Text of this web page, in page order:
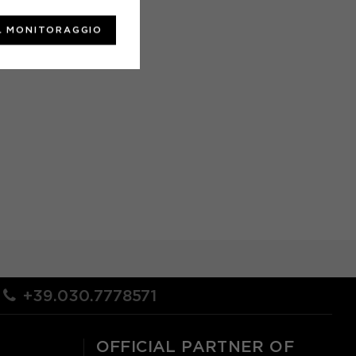
+39.030.7778571
OFFICIAL PARTNER OF
MONITORAGGIO